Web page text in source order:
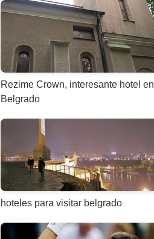
Rezime Crown, interesante hotel en
Belgrado
hoteles para visitar belgrado